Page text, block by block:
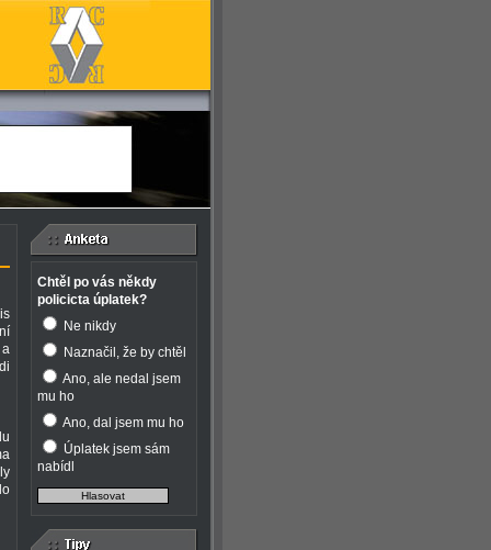
a
Chtěl po vás někdy
policicta úplatek?
Ne nikdy
Naznačil, že by chtěl
Ano, ale nedal jsem
mu ho
Ano, dal jsem mu ho
Úplatek jsem sám
nabídl